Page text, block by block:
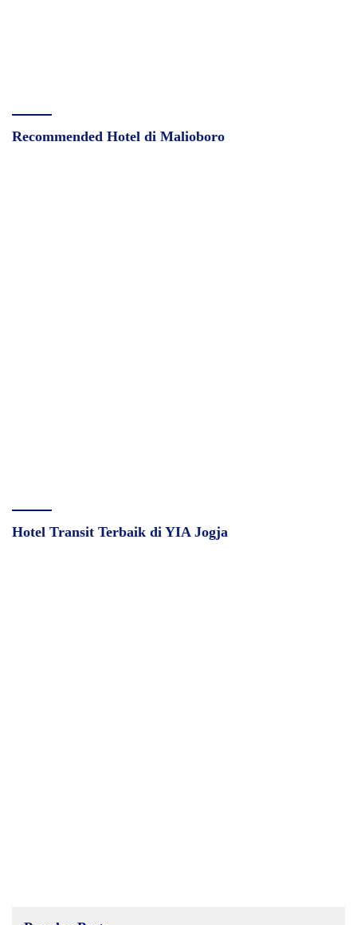
Recommended Hotel di Malioboro
Hotel Transit Terbaik di YIA Jogja